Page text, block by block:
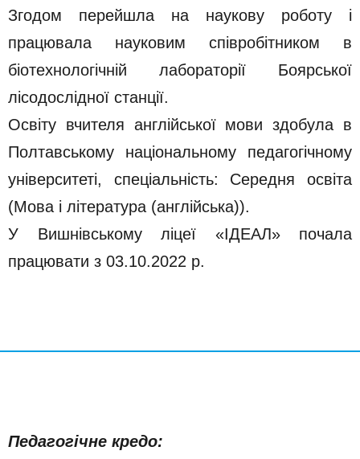
Згодом перейшла на наукову роботу і
працювала науковим співробітником в
біотехнологічній лабораторії Боярської
лісодослідної станції.
Освіту вчителя англійської мови здобула в
Полтавському національному педагогічному
університеті, спеціальність: Середня освіта
(Мова і література (англійська)).
У Вишнівському ліцеї «ІДЕАЛ» почала
працювати з 03.10.2022 р.
Педагогічне кредо: